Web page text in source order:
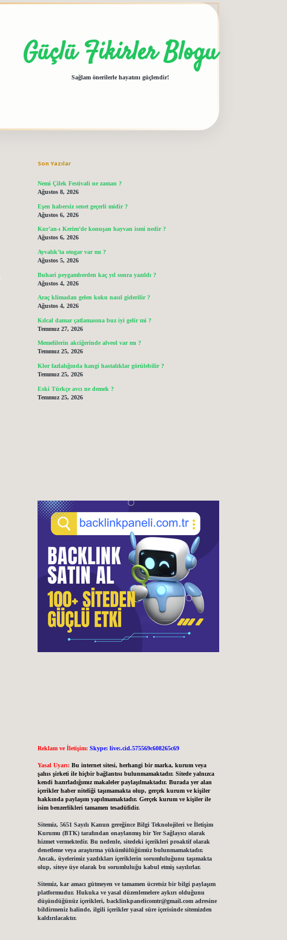
Güçlü Fikirler Blogu
Sağlam önerilerle hayatını güçlendir!
Son Yazılar
Nemi Çilek Festivali ne zaman ?
Ağustos 8, 2026
Eşen habersiz senet geçerli midir ?
Ağustos 6, 2026
Kur’an-ı Kerim’de konuşan hayvan ismi nedir ?
Ağustos 6, 2026
Ayvalık’ta otogar var mı ?
Ağustos 5, 2026
Buhari peygamberden kaç yıl sonra yazıldı ?
Ağustos 4, 2026
Araç klimadan gelen koku nasıl giderilir ?
Ağustos 4, 2026
Kılcal damar çatlamasına buz iyi gelir mi ?
Temmuz 27, 2026
Memelilerin akciğerinde alveol var mı ?
Temmuz 25, 2026
Klor fazlalığında hangi hastalıklar görülebilir ?
Temmuz 25, 2026
Eski Türkçe avcı ne demek ?
Temmuz 25, 2026
Reklam ve İletişim: Skype: live:.cid.575569c608265c69
Yasal Uyarı: Bu internet sitesi, herhangi bir marka, kurum veya
şahıs şirketi ile hiçbir bağlantısı bulunmamaktadır. Sitede yalnızca
kendi hazırladığımız makaleler paylaşılmaktadır. Burada yer alan
içerikler haber niteliği taşımamakta olup, gerçek kurum ve kişiler
hakkında paylaşım yapılmamaktadır. Gerçek kurum ve kişiler ile
isim benzerlikleri tamamen tesadüfidir.
Sitemiz, 5651 Sayılı Kanun gereğince Bilgi Teknolojileri ve İletişim
Kurumu (BTK) tarafından onaylanmış bir Yer Sağlayıcı olarak
hizmet vermektedir. Bu nedenle, sitedeki içerikleri proaktif olarak
denetleme veya araştırma yükümlülüğümüz bulunmamaktadır.
Ancak, üyelerimiz yazdıkları içeriklerin sorumluluğunu taşımakta
olup, siteye üye olarak bu sorumluluğu kabul etmiş sayılırlar.
Sitemiz, kar amacı gütmeyen ve tamamen ücretsiz bir bilgi paylaşım
platformudur. Hukuka ve yasal düzenlemelere aykırı olduğunu
düşündüğünüz içerikleri, backlinkpanelicomtr@gmail.comadresine
bildirmeniz halinde, ilgili içerikler yasal süre içerisinde sitemizden
kaldırılacaktır.